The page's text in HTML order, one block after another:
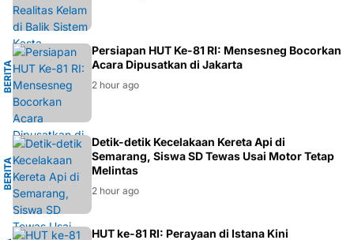
B
E
R
I
T
A
N
A
S
I
O
N
AL
Persiapan HUT Ke-81 RI: Mensesneg Bocorkan
Acara Dipusatkan di Jakarta
2 hour ago
B
E
R
I
T
A
S
E
M
A
R
A
NG
Detik-detik Kecelakaan Kereta Api di
Semarang, Siswa SD Tewas Usai Motor Tetap
Melintas
2 hour ago
HUT ke-81 RI: Perayaan di Istana Kini